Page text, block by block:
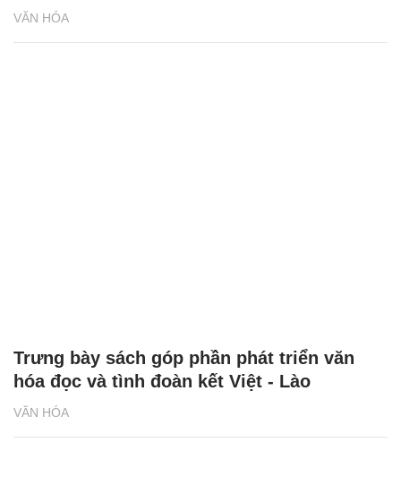
VĂN HÓA
VĂN HÓA
Trưng bày sách góp phần phát triển văn
hóa đọc và tình đoàn kết Việt - Lào